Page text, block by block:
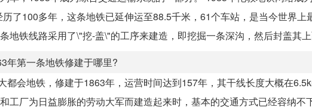
了100多年，这条地铁已延伸运至88.5千米，61个车站，是当今世界上
地铁线路采用了\"挖-盖\"的工序来建造，即挖掘一条深沟，然后封盖其上
年第一条地铁修建于哪里?
都会地铁，修建于1863年，运营时间达到157年，其干线长度大概在
工厂为日益膨胀的劳动大军而建造起来时，基本的交通方式已经容纳不